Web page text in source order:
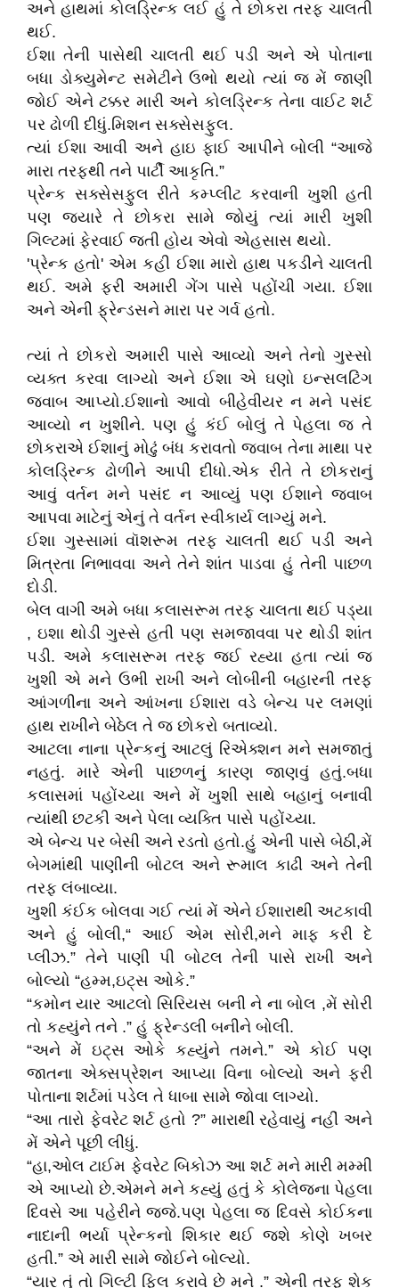
અને હાથમાં કોલડ્રિન્ક લઈ હું તે છોકરા તરફ ચાલતી
થઈ.
ઈશા તેની પાસેથી ચાલતી થઈ પડી અને એ પોતાના
બધા ડોક્યુમેન્ટ સમેટીને ઉભો થયો ત્યાં જ મેં જાણી
જોઈ એને ટક્કર મારી અને કોલડ્રિન્ક તેના વાઈટ શર્ટ
પર ઢોળી દીધું.મિશન સક્સેસફુલ.
ત્યાં ઈશા આવી અને હાઇ ફાઈ આપીને બોલી “આજે
મારા તરફથી તને પાર્ટી આકૃતિ.”
પ્રેન્ક સક્સેસફુલ રીતે કમ્પ્લીટ કરવાની ખુશી હતી
પણ જ્યારે તે છોકરા સામે જોયું ત્યાં મારી ખુશી
ગિલ્ટમાં ફેરવાઈ જતી હોય એવો એહસાસ થયો.
'પ્રેન્ક હતો' એમ કહી ઈશા મારો હાથ પકડીને ચાલતી
થઈ. અમે ફરી અમારી ગેંગ પાસે પહોંચી ગયા. ઈશા
અને એની ફ્રેન્ડસને મારા પર ગર્વ હતો.
ત્યાં તે છોકરો અમારી પાસે આવ્યો અને તેનો ગુસ્સો
વ્યક્ત કરવા લાગ્યો અને ઈશા એ ઘણો ઇન્સલટિંગ
જવાબ આપ્યો.ઈશાનો આવો બીહેવીયર ન મને પસંદ
આવ્યો ન ખુશીને. પણ હું કંઈ બોલું તે પેહલા જ તે
છોકરાએ ઈશાનું મોઢું બંધ કરાવતો જવાબ તેના માથા પર
કોલડ્રિન્ક ઢોળીને આપી દીધો.એક રીતે તે છોકરાનું
આવું વર્તન મને પસંદ ન આવ્યું પણ ઈશાને જવાબ
આપવા માટેનું એનું તે વર્તન સ્વીકાર્ય લાગ્યું મને.
ઈશા ગુસ્સામાં વૉશરૂમ તરફ ચાલતી થઈ પડી અને
મિત્રતા નિભાવવા અને તેને શાંત પાડવા હું તેની પાછળ
દોડી.
બેલ વાગી અમે બધા કલાસરૂમ તરફ ચાલતા થઈ પડ્યા
, ઇશા થોડી ગુસ્સે હતી પણ સમજાવવા પર થોડી શાંત
પડી. અમે કલાસરૂમ તરફ જઈ રહ્યા હતા ત્યાં જ
ખુશી એ મને ઉભી રાખી અને લોબીની બહારની તરફ
આંગળીના અને આંખના ઈશારા વડે બેન્ચ પર લમણાં
હાથ રાખીને બેઠેલ તે જ છોકરો બતાવ્યો.
આટલા નાના પ્રેન્કનું આટલું રિએક્શન મને સમજાતું
નહતું. મારે એની પાછળનું કારણ જાણવું હતું.બધા
કલાસમાં પહોંચ્યા અને મેં ખુશી સાથે બહાનું બનાવી
ત્યાંથી છટકી અને પેલા વ્યક્તિ પાસે પહોંચ્યા.
એ બેન્ચ પર બેસી અને રડતો હતો.હું એની પાસે બેઠી,મેં
બેગમાંથી પાણીની બોટલ અને રૂમાલ કાઢી અને તેની
તરફ લંબાવ્યા.
ખુશી કંઈક બોલવા ગઈ ત્યાં મેં એને ઈશારાથી અટકાવી
અને હું બોલી,“ આઈ એમ સોરી,મને માફ કરી દે
પ્લીઝ.” તેને પાણી પી બોટલ તેની પાસે રાખી અને
બોલ્યો “હમ્મ,ઇટ્સ ઓકે.”
“કમોન યાર આટલો સિરિયસ બની ને ના બોલ ,મેં સોરી
તો કહ્યુંને તને .” હું ફ્રેન્ડલી બનીને બોલી.
“અને મેં ઇટ્સ ઓકે કહ્યુંને તમને.” એ કોઈ પણ
જાતના એક્સપ્રેશન આપ્યા વિના બોલ્યો અને ફરી
પોતાના શર્ટમાં પડેલ તે ધાબા સામે જોવા લાગ્યો.
“આ તારો ફેવરેટ શર્ટ હતો ?” મારાથી રહેવાયું નહીં અને
મેં એને પૂછી લીધું.
“હા,ઓલ ટાઈમ ફેવરેટ બિકોઝ આ શર્ટ મને મારી મમ્મી
એ આપ્યો છે.એમને મને કહ્યું હતું કે કોલેજના પેહલા
દિવસે આ પહેરીને જજે.પણ પેહલા જ દિવસે કોઈકના
નાદાની ભર્યા પ્રેન્કનો શિકાર થઈ જશે કોણે ખબર
હતી.” એ મારી સામે જોઈને બોલ્યો.
“યાર તું તો ગિલ્ટી ફિલ કરાવે છે મને .” એની તરફ શેક